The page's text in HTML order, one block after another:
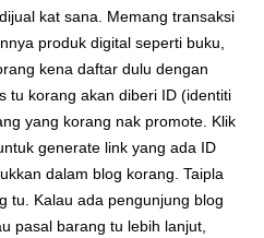
kat sana. Memang transaksi
produk digital seperti buku,
kena daftar dulu dengan
tu korang akan diberi ID (identiti
yang korang nak promote. Klik
generate link yang ada ID
dalam blog korang. Taipla
tu. Kalau ada pengunjung blog
pasal barang tu lebih lanjut,